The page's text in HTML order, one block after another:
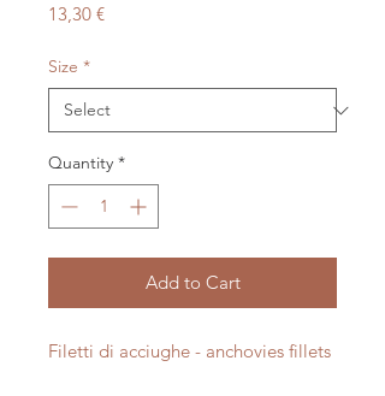
13,30 €Price
Size *
Quantity *
Add to Cart
Filetti di acciughe - anchovies fillets